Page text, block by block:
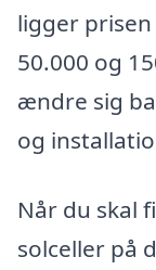
ligger
50.000 og
ændre sig
og
Når du skal
solceller på